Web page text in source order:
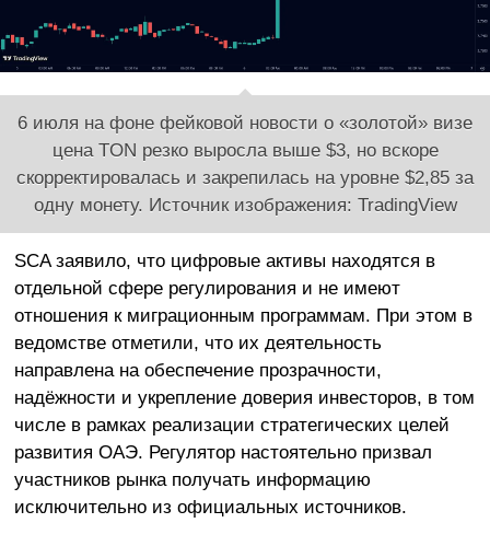
6 июля на фоне фейковой новости о «золотой» визе
цена TON резко выросла выше $3, но вскоре
скорректировалась и закрепилась на уровне $2,85 за
одну монету. Источник изображения: TradingView
SCA заявило, что цифровые активы находятся в
отдельной сфере регулирования и не имеют
отношения к миграционным программам. При этом в
ведомстве отметили, что их деятельность
направлена на обеспечение прозрачности,
надёжности и укрепление доверия инвесторов, в том
числе в рамках реализации стратегических целей
развития ОАЭ. Регулятор настоятельно призвал
участников рынка получать информацию
исключительно из официальных источников.